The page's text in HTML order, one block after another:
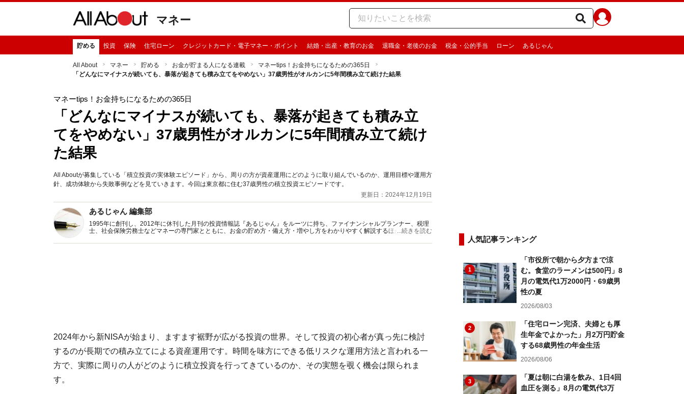
マネー
貯める 投資 保険 住宅ローン クレジットカード・電子マネー・ポイント 結婚・出産・教育のお金 退職金・老後のお金 税金・公的手当 ローン あるじゃん
All About マネー 貯める お金が貯まる人になる連載
マネーtips！お金持ちになるための365日
「どんなにマイナスが続いても、暴落が起きても積み立てをやめない」37歳男性がオルカンに5年間積み立て続けた結果
マネーtips！お金持ちになるための365日
「どんなにマイナスが続いても、暴落が起きても積み立
てをやめない」37歳男性がオルカンに5年間積み立て続け
た結果
All Aboutが募集している「積立投資の実体験エピソード」から、周りの方が資産運用にどのように取り組んでいるのか、運用目標や運用方
針、成功体験から失敗事例などを見ていきます。今回は東京都に住む37歳男性の積立投資エピソードです。
更新日：2024年12月19日
あるじゃん 編集部
1995年に創刊し、2012年に休刊した月刊の投資情報誌『あるじゃん』をルーツに持ち、ファイナンシャルプランナー、税理
士、社会保険労務士などマネーの専門家とともに、お金の貯め方・備え方・増やし方をわかりやすく解説するほか、マネー最
...続きを読む
2024年から新NISAが始まり、ますます裾野が広がる投資の世界。そして投資の初心者が真っ先に検討
するのが長期での積み立てによる資産運用です。時間を味方にできる低リスクな運用方法と言われる一
方で、実際に周りの人がどのように積立投資を行ってきているのか、その実態を覗く機会は限られま
す。
人気記事ランキング
1
「市役所で朝から夕方まで涼
む。食堂のラーメンは500円」8
月の電気代1万2000円・69歳男
性の夏
2026/08/03
2
「住宅ローン完済、夫婦とも厚
生年金でよかった」月2万円貯金
する68歳男性の年金生活
2026/08/06
3
「夏は朝に白湯を飲み、1日4回
血圧を測る」8月の電気代3万